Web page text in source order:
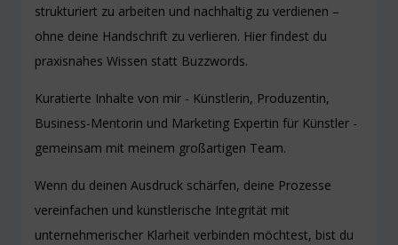
strukturiert zu arbeiten und nachhaltig zu verdienen –
ohne deine Handschrift zu verlieren. Hier findest du
praxisnahes Wissen statt Buzzwords.
Kuratierte Inhalte von mir - Künstlerin, Produzentin,
Business-Mentorin und Marketing Expertin für Künstler -
gemeinsam mit meinem großartigen Team.
Wenn du deinen Ausdruck schärfen, deine Prozesse
vereinfachen und künstlerische Integrität mit
unternehmerischer Klarheit verbinden möchtest, bist du